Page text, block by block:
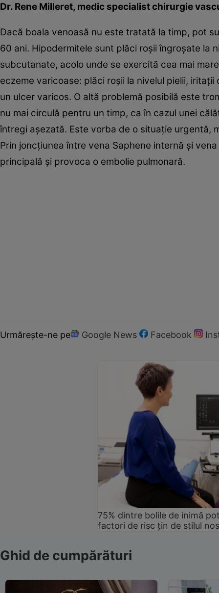
Dr. Rene Milleret, medic specialist chirurgie
Dacă boala venoasă nu este tratată la timp, pot
60 ani. Hipodermitele sunt plăci roşii îngroşate la
subcutanate, acolo unde se exercită cea mai
eczeme varicoase: plăci roşii la nivelul pielii,
un ulcer varicos. O altă problemă posibilă este
nu mai circulă pentru un timp, ca în cazul unei
întregi aşezată. Este vorba de o situaţie urgentă,
Prin joncţiunea între vena Saphene internă şi
principală şi provoca o embolie pulmonară.
Urmărește-ne pe Google News Facebook
75% dintre bolile de inimă
factori de risc țin de stilul
Ghid de cumpărături